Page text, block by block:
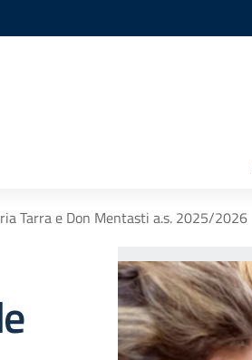
Tarra e Don Mentasti a.s. 2025/2026